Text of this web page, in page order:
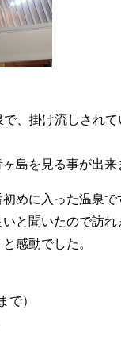
、掛け流しされて
島を見る事が出来
めに入った温泉で
と聞いたので訪れ
感動でした。
で）